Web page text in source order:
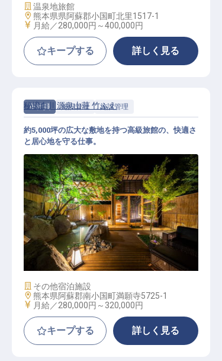
施設業態
温泉地旅館
勤務地
熊本県県阿蘇郡小国町北里1517-1
給与
月給／280,000円～400,000円
キープする 詳しく見る
正社員 施設管理 施設管理
施設管理スタッフ│引越し補助・寮
有／面接交通費全額負担／月6～8日
休み
秘境白川源泉山荘 竹ふえ
約5,000坪の広大な敷地を持つ高級旅館の、快適さ
と居心地を守る仕事。
施設業態
その他宿泊施設
勤務地
熊本県阿蘇郡南小国町満願寺5725-1
給与
月給／280,000円～ 320,000円
キープする 詳しく見る